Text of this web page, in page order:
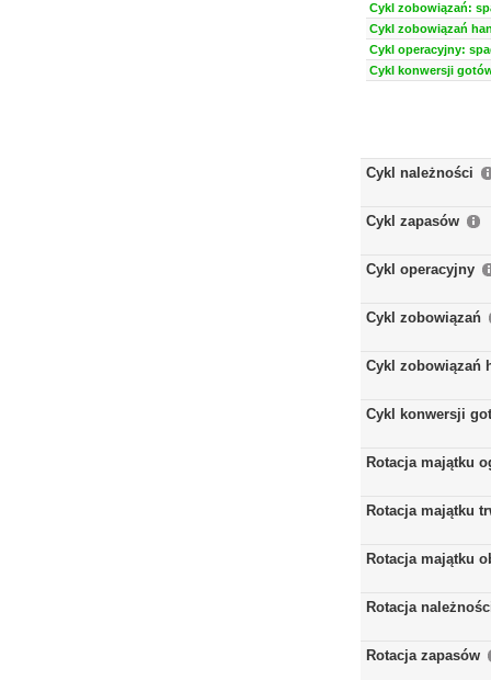
Cykl zobowiązań:
Cykl zobowiązań
Cykl operacyjny:
Cykl konwersji
Cykl należności
Cykl zapasów
Cykl operacyjny
Cykl zobowiązań
Cykl zobowiązań
Cykl konwersji
Rotacja majątku
Rotacja majątku
Rotacja majątku
Rotacja
Rotacja zapasów